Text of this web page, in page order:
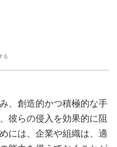
る
、創造的かつ積極的な手
彼らの侵入を効果的に阻
には、企業や組織は、適